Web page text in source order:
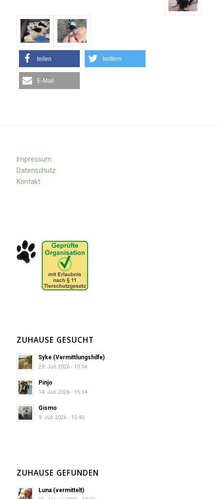
teilen twittern
E-Mail
Impressum
Datenschutz
Kontakt
ZUHAUSE GESUCHT
Syke (Vermittlungshilfe)
29. Juli 2026 - 10:54
Pinjo
14. Juli 2026 - 15:34
Gismo
9. Juli 2026 - 15:40
ZUHAUSE GEFUNDEN
Luna (vermittelt)